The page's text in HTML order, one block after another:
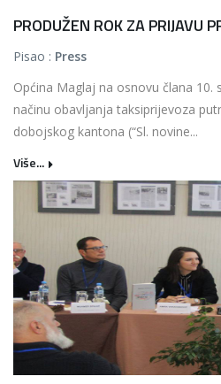
PRODUŽEN ROK ZA PRIJAVU
Pisao : Press
Općina Maglaj na osnovu člana 10.
načinu obavljanja taksiprijevoza
dobojskog kantona (“Sl. novine...
Više...